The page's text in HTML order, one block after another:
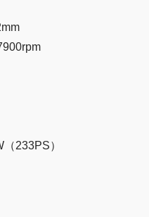
233PS）